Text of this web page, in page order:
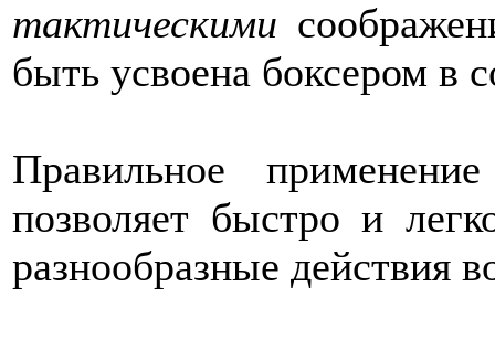
тактическими
быть усвоена боксером в
Правильное
позволяет быстро и
разнообразные действия